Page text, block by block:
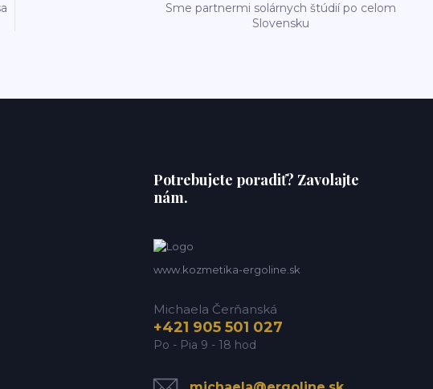
Sme partnermi solárnych štúdií po celom
Slovensku
Potrebujete poradiť? Zavolajte
nám.
www.kozmetika-ergoline.sk
Michaela Čerňanská
+421 905 501 027
Po - Pia 9 - 18 hod